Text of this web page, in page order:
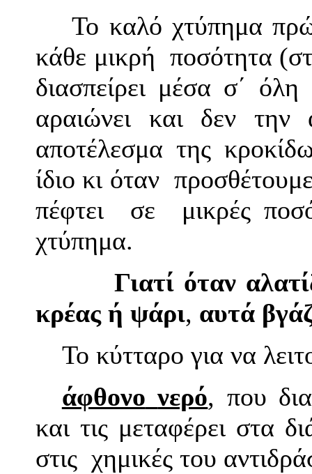
Το καλό χτύπημα
κάθε μικρή ποσότητα
διασπείρει μέσα σ΄
αραιώνει και δεν
αποτέλεσμα της
ίδιο κι όταν
πέφτει σε μικρές
χτύπημα.
Γιατί όταν
κρέας ή ψάρι, αυτά
Το κύτταρο για να
άφθονο νερό, που
και τις μεταφέρει στα
στις χημικές του